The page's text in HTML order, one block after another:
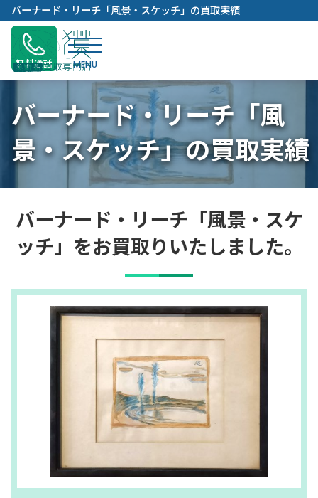
内
容
キ
ッ
プ
バーナード・リーチ「風景・スケッチ」の買取実績
無料通話
バーナード・リーチ「風
景・スケッチ」の買取実績
バーナード・リーチ「風景・スケ
ッチ」をお買取りいたしました。